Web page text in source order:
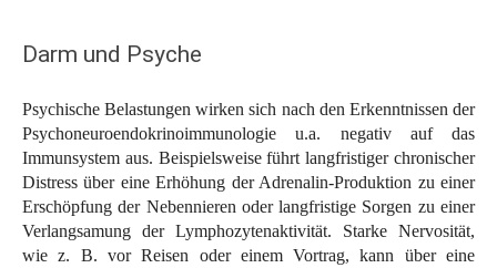
Darm und Psyche
Psychische Belastungen wirken sich nach den Erkenntnissen der
Psychoneuroendokrinoimmunologie u.a. negativ auf das
Immunsystem aus. Beispielsweise führt langfristiger chronischer
Distress über eine Erhöhung der Adrenalin-Produktion zu einer
Erschöpfung der Nebennieren oder langfristige Sorgen zu einer
Verlangsamung der Lymphozytenaktivität. Starke Nervosität,
wie z. B. vor Reisen oder einem Vortrag, kann über eine